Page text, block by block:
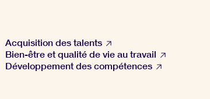
Acquisition des talents
Bien-être et qualité de vie au travail
Développement des compétences